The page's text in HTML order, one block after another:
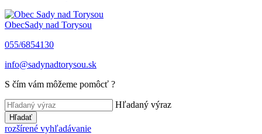
ObecSady nad Torysou
055/6854130
info@sadynadtorysou.sk
S čím vám môžeme pomôcť ?
Hľadaný výraz
Hľadať
rozšírené vyhľadávanie